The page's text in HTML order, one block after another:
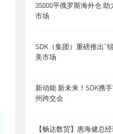
Ozon参与促销活动需要收
卖家如何在Ozon平台精
35000平俄罗斯海外仓
市场
SDK（集团）重磅推出“
美市场
新动能 新未来！SDK携
州跨交会
【畅达数贸】惠海健总